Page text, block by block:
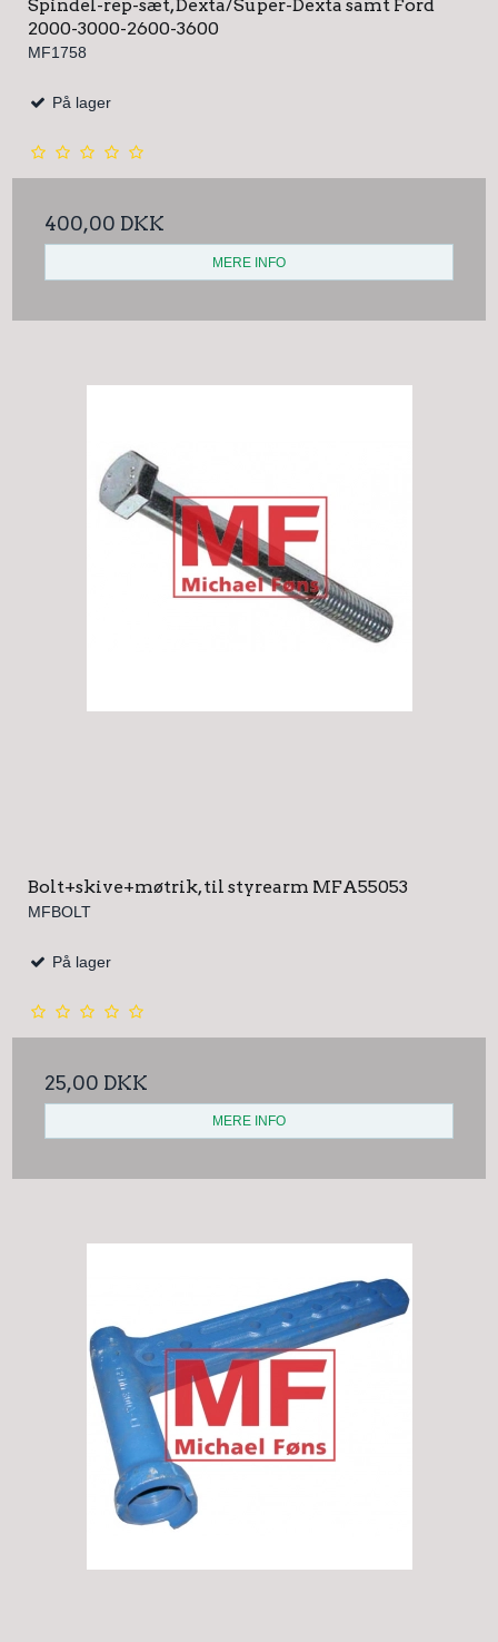
Spindel-rep-sæt, Dexta/Super-Dexta samt Ford
2000-3000-2600-3600
MF1758
På lager
400,00 DKK
MERE INFO
Bolt+skive+møtrik, til styrearm MFA55053
MFBOLT
På lager
25,00 DKK
MERE INFO